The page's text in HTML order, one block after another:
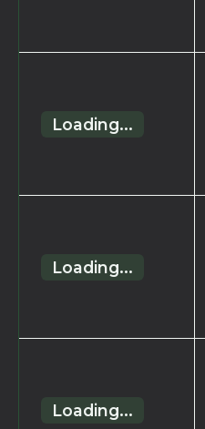
Loading...
Loading...
Loading...